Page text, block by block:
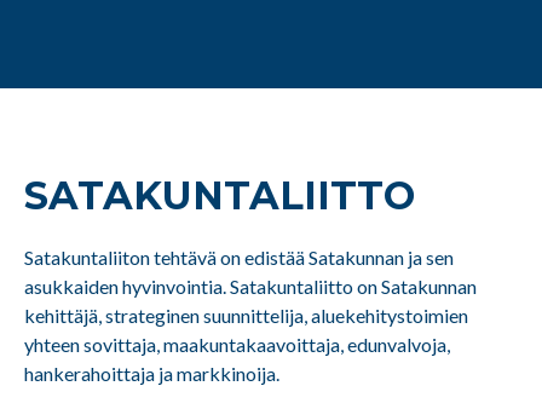
SATAKUNTA­LIITTO
Satakuntaliiton tehtävä on edistää Satakunnan ja sen
asukkaiden hyvinvointia. Satakuntaliitto on Satakunnan
kehittäjä, strateginen suunnittelija, aluekehitystoimien
yhteen sovittaja, maakuntakaavoittaja, edunvalvoja,
hankerahoittaja ja markkinoija.